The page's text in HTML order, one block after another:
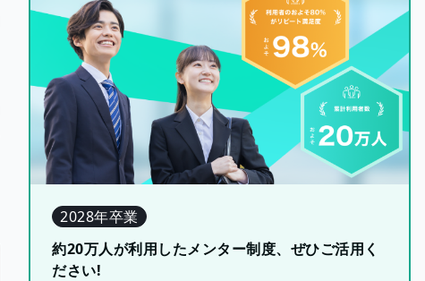
2028年卒業
約20万人が利用したメンター制度、ぜひご活用く
ださい!